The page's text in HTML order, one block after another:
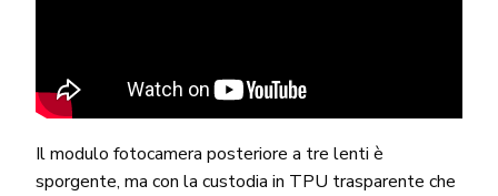
Il modulo fotocamera posteriore a tre lenti è
sporgente, ma con la custodia in TPU trasparente che